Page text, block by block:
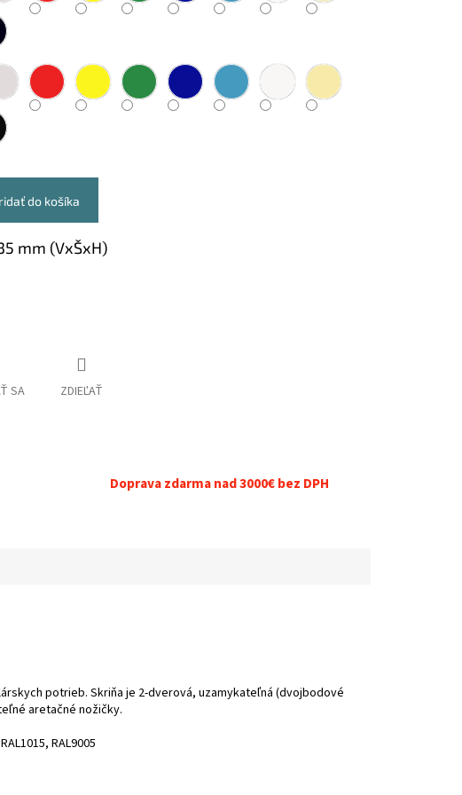
do košíka
mm (VxŠxH)
SA ZDIEĽAŤ
Doprava zdarma nad 3000€ bez DPH
potrieb. Skriňa je 2-dverová, uzamykateľná (dvojbodové
aretačné nožičky.
RAL9005